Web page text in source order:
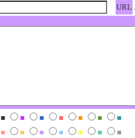
URL
■ ■ ■ ■ ■ ■
■
■ ■ ■ ■ ■ ■
■